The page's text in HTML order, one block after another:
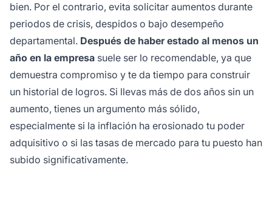
bien. Por el contrario, evita solicitar aumentos durante
periodos de crisis, despidos o bajo desempeño
departamental. Después de haber estado al menos un
año en la empresa suele ser lo recomendable, ya que
demuestra compromiso y te da tiempo para construir
un historial de logros. Si llevas más de dos años sin un
aumento, tienes un argumento más sólido,
especialmente si la inflación ha erosionado tu poder
adquisitivo o si las tasas de mercado para tu puesto han
subido significativamente.